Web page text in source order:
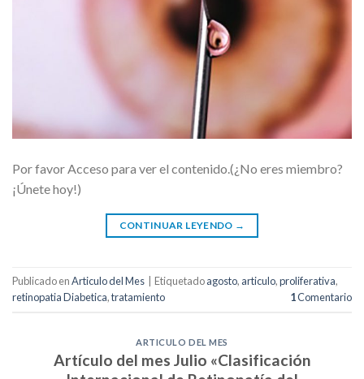
Por favor Acceso para ver el contenido.(¿No eres miembro?
¡Únete hoy!)
CONTINUAR LEYENDO →
Publicado enArticulo del Mes Etiquetadoagosto, articulo,proliferativa,
retinopatia Diabetica,tratamiento 1Comentario
ARTICULO DEL MES
Artículo del mes Julio «Clasificación